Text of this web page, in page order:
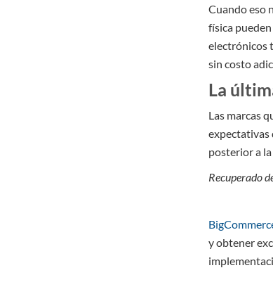
Cuando eso
física
electrónicos
sin costo
La
Las marcas
expectativas
posterior a la
Recuperado
y obtener